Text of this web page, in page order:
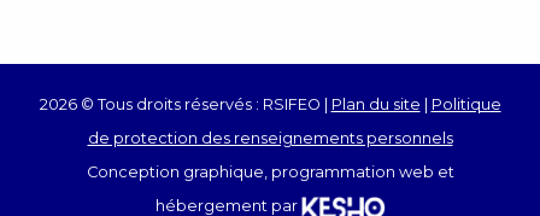
2026 © Tous droits réservés : RSIFEO | Plan du site
Politique
de protection des renseignements personnels
Conception graphique, programmation web et
hébergement par